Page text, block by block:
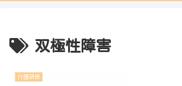
双極性障害
介護研修